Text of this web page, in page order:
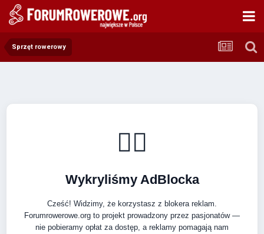
Sprzęt rowerowy
🚴‍♂️
Wykryliśmy AdBlocka
Cześć! Widzimy, że korzystasz z blokera reklam.
Forumrowerowe.org to projekt prowadzony przez pasjonatów —
nie pobieramy opłat za dostęp, a reklamy pomagają nam